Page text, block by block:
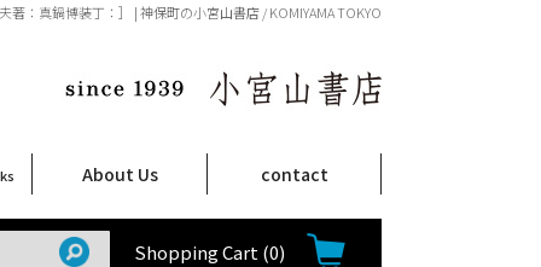
著：真鍋博装丁：］ | 神保町の小宮山書店 / KOMIYAMA TOKYO
About Us
店舗案内
Shop Infomation
ご注文について
How to Order
特定商取引法に関する表示
プライバシーポリシー
contact
Shopping Cart (0)